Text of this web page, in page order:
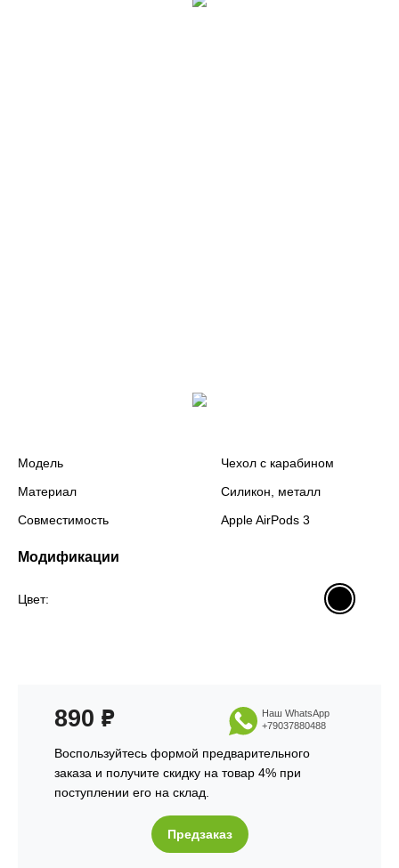
Модель
Чехол с карабином
Материал
Силикон, металл
Совместимость
Apple AirPods 3
Модификации
Цвет:
890 ₽
Воспользуйтесь формой предварительного
заказа и получите скидку на товар 4% при
поступлении его на склад.
Наш WhatsApp
+79037880488
Предзаказ